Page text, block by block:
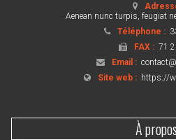
Aenean nunc turpis, feugiat
Téléphone :
FAX :71
Email :
Site web : https://
À propos